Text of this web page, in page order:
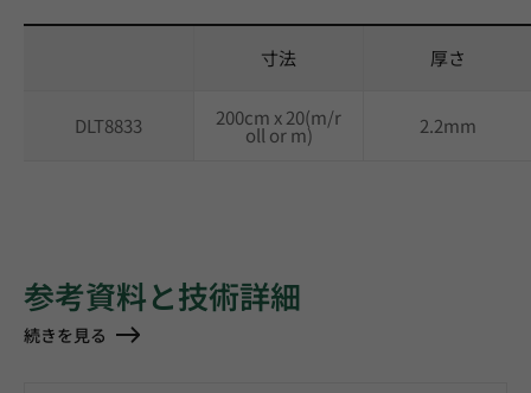
寸法 厚さ
DLT8833 200cm x 20(m/r
oll or m) 2.2mm
参考資料と技術詳細
続きを見る